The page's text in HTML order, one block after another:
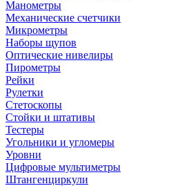
Манометры
Механические счетчики
Микрометры
Наборы щупов
Оптические нивелиры
Пирометры
Рейки
Рулетки
Стетоскопы
Стойки и штативы
Тестеры
Угольники и угломеры
Уровни
Цифровые мультиметры
Штангенциркули